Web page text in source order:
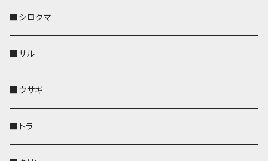
その他
財布
靴下・ミニタオル
その他
財布
その他
財布
靴下・ミニタオル
その他
ペットボトルホルダー
ペンホルダー
靴下・ミニタオル
財布
AppleWatchバンド
財布
その他
名刺入れ・カードケース
AppleWatchバンド
財布
IDカードケース
ペットボトルホルダー
その他
リール付きストラップ
AppleWatchバンド
メガネケース
財布
リール付きストラップ
リールのみ
ストラップ付
ペットボトルホルダー
キーケース
ペンホルダー
名刺入れ
財布
Apple Watchバンド
■シロクマ
■サル
■ウサギ
■トラ